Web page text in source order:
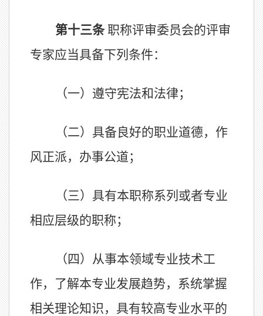
第十三条 职称评审委员会的评审
专家应当具备下列条件：
（一） 遵守宪法和法律；
（二） 具备良好的职业道德，作
风正派，办事公道；
（三） 具有本职称系列或者专业
相应层级的职称；
（四） 从事本领域专业技术工
作，了解本专业发展趋势，系统掌握
相关理论知识，具有较高专业水平的